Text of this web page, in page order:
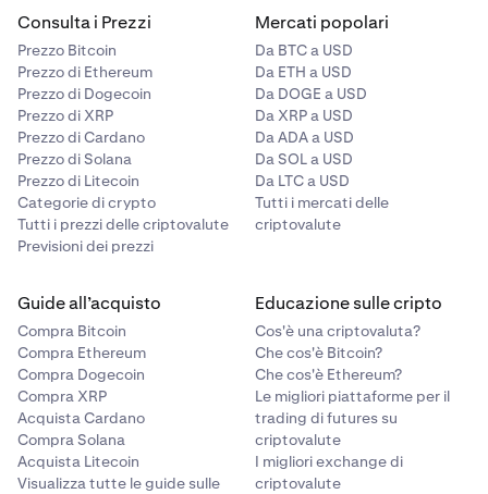
Importante:
Il tuo numero di conto bancario personale è riservato a
te, non condividerlo con terze parti.
I depositi da conti di terze parti saranno restituiti.
Il nome riportato sul tuo conto bancario di deposito
deve corrispondere esattamente al nome sul tuo
account di Kraken.
24, 365 giorni all’anno, che consente di trasferire fondi in
meno di 10 secondi. Se la tua banca supporta il sistema
SEPA Instant, puoi inviare e ricevere fondi da e verso il
tuo account di Kraken in tempo reale.A volte
potrebbero verificarsi dei ritardi dovuti alle verifiche e
ai tempi di elaborazione della banca mittente e
destinataria.
È possibile che la banca applichi una commissione ai
SEPA Instant Credit Transfer (SCT Ins): ti invitiamo
pertanto a contattare la tua banca per informazioni al
i bonifici SCT Inst è di € 100.000,00 per transazione.
Questo limite è stato stabilito dalla rete SCT Instant ed è
fuori dal controllo di Kraken.
Consulta i Prezzi
Prezzo Bitcoin
Prezzo di Ethereum
Prezzo di Dogecoin
Prezzo di XRP
Prezzo di Cardano
Prezzo di Solana
Prezzo di Litecoin
Categorie di crypto
Tutti i prezzi delle criptovalute
Previsioni dei prezzi
Mercati popolari
Da BTC a USD
Da ETH a USD
Da DOGE a USD
Da XRP a USD
Da ADA a USD
Da SOL a USD
Da LTC a USD
Tutti i mercati delle
criptovalute
Guide all’acquisto
Compra Bitcoin
Compra Ethereum
Compra Dogecoin
Compra XRP
Acquista Cardano
Compra Solana
Acquista Litecoin
Visualizza tutte le guide sulle
Educazione sulle cripto
Cos'è una criptovaluta?
Che cos'è Bitcoin?
Che cos'è Ethereum?
Le migliori piattaforme per il
trading di futures su
criptovalute
I migliori exchange di
criptovalute